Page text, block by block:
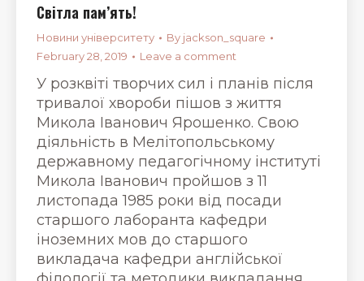
Світла пам’ять!
Новини університету By jackson_square
February 28, 2019
Leave a comment
У розквіті творчих сил і планів після
тривалої хвороби пішов з життя
Микола Іванович Ярошенко. Свою
діяльність в Мелітопольському
державному педагогічному інституті
Микола Іванович пройшов з 11
листопада 1985 роки від посади
старшого лаборанта кафедри
іноземних мов до старшого
викладача кафедри англійської